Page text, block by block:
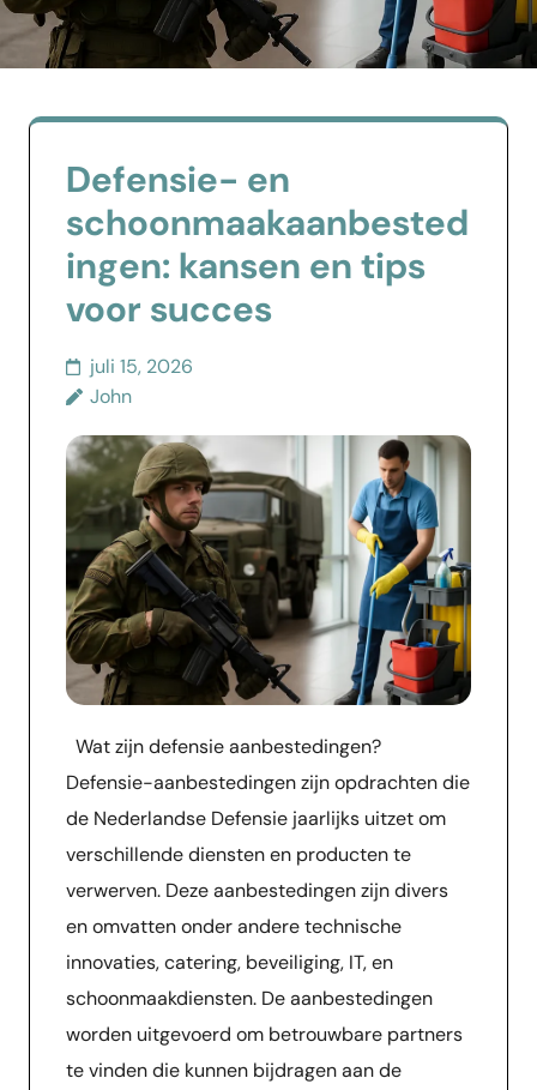
Defensie- en
schoonmaakaanbested
ingen: kansen en tips
voor succes
juli 15, 2026
John
Wat zijn defensie aanbestedingen?
Defensie-aanbestedingen zijn opdrachten die
de Nederlandse Defensie jaarlijks uitzet om
verschillende diensten en producten te
verwerven. Deze aanbestedingen zijn divers
en omvatten onder andere technische
innovaties, catering, beveiliging, IT, en
schoonmaakdiensten. De aanbestedingen
worden uitgevoerd om betrouwbare partners
te vinden die kunnen bijdragen aan de